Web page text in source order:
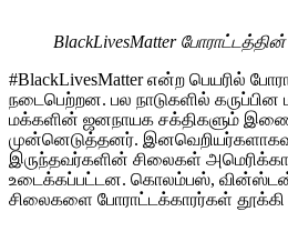
BlackLivesMatter
#BlackLivesMatter என்ற பெயரில்
நடைபெற்றன. பல நாடுகளில்
மக்களின் ஜனநாயக சக்திகளும்
முன்னெடுத்தனர்.
இருந்தவர்களின் சிலைகள்
உடைக்கப்பட்டன. கொலம்பஸ்,
சிலைகளை போராட்டக்காரர்கள் தூக்கி